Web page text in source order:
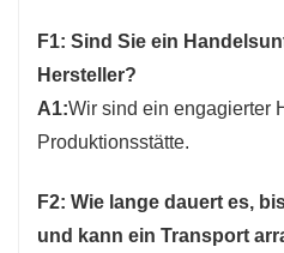
F1: Sind Sie ein
Hersteller?
A1:Wir sind ein engagierter
Produktionsstätte.
F2: Wie lange dauert es,
und kann ein Transport